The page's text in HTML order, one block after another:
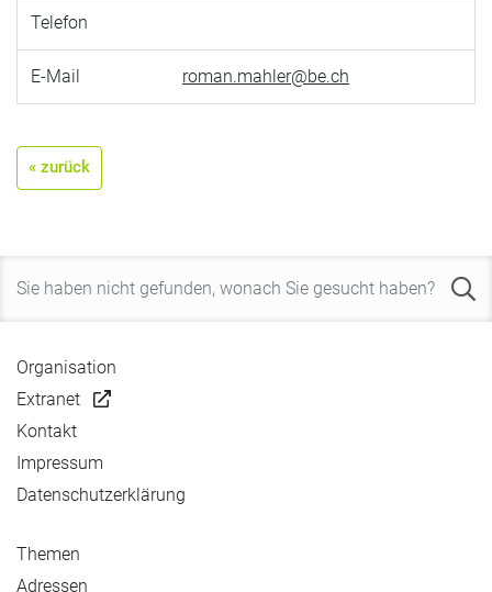
Telefon
E-Mail roman.mahler@be.ch
« zurück
Organisation
Extranet
Kontakt
Impressum
Datenschutzerklärung
Themen
Adressen